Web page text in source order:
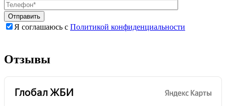
Я соглашаюсь с Политикой конфиденциальности
поле
пустым.
поле
пустым.
Отзывы